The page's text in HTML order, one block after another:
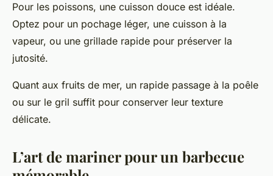
Pour les poissons, une cuisson douce est idéale.
Optez pour un pochage léger, une cuisson à la
vapeur, ou une grillade rapide pour préserver la
jutosité.
Quant aux fruits de mer, un rapide passage à la poêle
ou sur le gril suffit pour conserver leur texture
délicate.
L’art de mariner pour un barbecue